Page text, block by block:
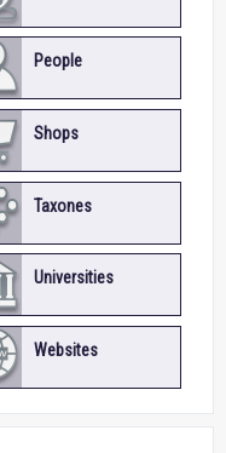
People
Shops
Taxones
Universities
Websites